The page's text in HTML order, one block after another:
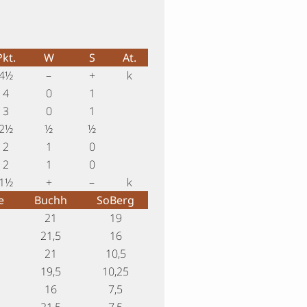
W S
At.
– +
k
4 0
1
3 0
1
2½ ½
½
2 1
0
2 1
0
1½ + –
k
Buchh
SoBerg
21
19
21,5
16
21
10,5
19,5
10,25
16
7,5